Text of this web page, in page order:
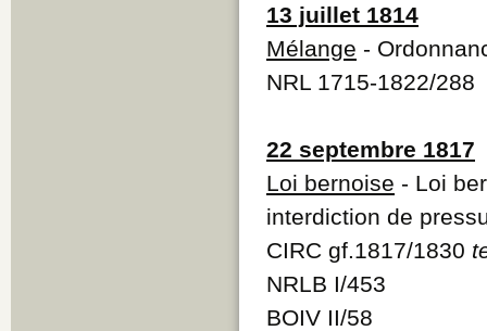
13 juillet 1814
Mélange -
NRL 1715-1822/288
22 septembre 1817
Loi bernoise - Loi
interdiction de
CIRC gf.1817/1830
NRLB I/453
BOIV II/58